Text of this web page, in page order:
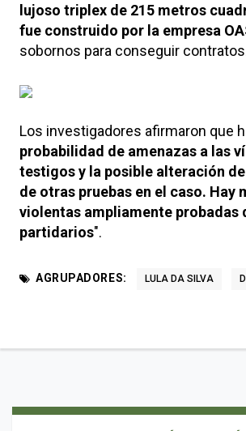
lujoso triplex de 215 metros
fue construido por la empresa
sobornos para conseguir
Los investigadores afirmaron que
probabilidad de amenazas a las
testigos y la posible alteración
de otras pruebas en el caso. Hay
violentas ampliamente probadas
partidarios".
AGRUPADORES: LULA DA SILVA